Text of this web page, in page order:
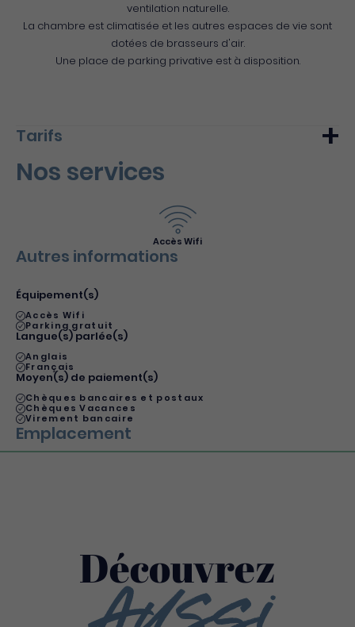
ventilation naturelle.
La chambre est climatisée et les autres espaces de vie sont
dotées de brasseurs d'air.
Une place de parking privative est à disposition.
Tarifs
Nos services
Accès Wifi
Autres informations
Équipement(s)
Accès Wifi
Parking gratuit
Langue(s) parlée(s)
Anglais
Français
Moyen(s) de paiement(s)
Chèques bancaires et postaux
Chèques Vacances
Virement bancaire
Emplacement
Découvrez